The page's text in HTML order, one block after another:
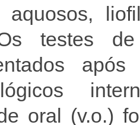
aquosos,
testes de
oral (v.o.)